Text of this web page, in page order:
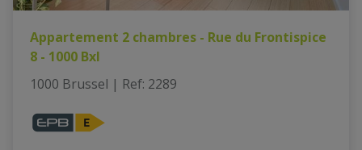
Appartement 2 chambres - Rue du Frontispice
8 - 1000 Bxl
1000 Brussel | Ref: 2289